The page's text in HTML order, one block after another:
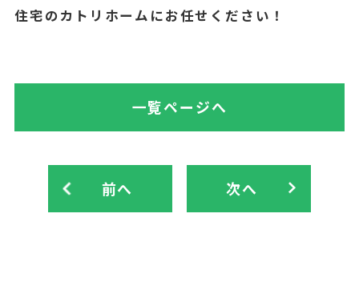
住宅のカトリホームにお任せください！
前へ
一覧ページへ
次へ